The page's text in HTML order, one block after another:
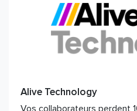
Alive Technology
Vos collaborateurs perdent